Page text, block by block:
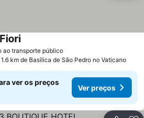
ao transporte público
km de Basílica de São Pedro no Vaticano
ver os preços
Ver preços